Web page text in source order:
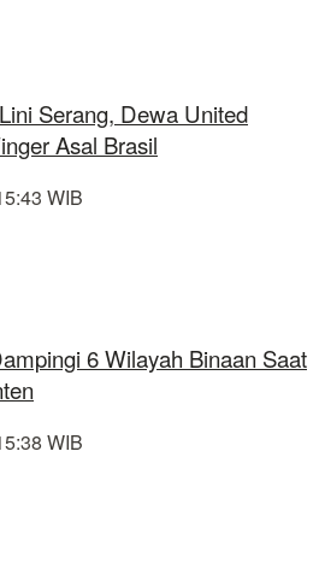
Serang, Dewa United
Asal Brasil
WIB
6 Wilayah Binaan Saat
WIB